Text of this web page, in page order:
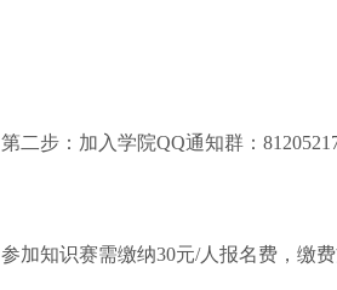
第二步：加入学院QQ通知群：
参加知识赛需缴纳30元/人报名费，缴